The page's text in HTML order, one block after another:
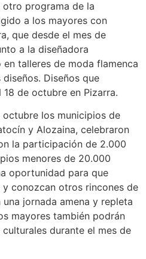
otro programa de la
a los mayores con
que desde el mes de
a la diseñadora
en talleres de moda flamenca
Diseños que
de octubre en Pizarra.
los municipios de
y Alozaina, celebraron
la participación de 2.000
menores de 20.000
oportunidad para que
y conozcan otros rincones de
jornada amena y repleta
mayores también podrán
durante el mes de